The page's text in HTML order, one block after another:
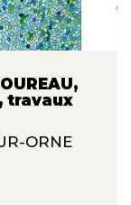
travaux
ORNE